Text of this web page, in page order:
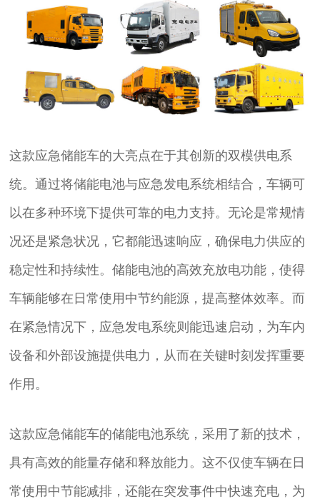
这款应急储能车的大亮点在于其创新的双模供电系
统。通过将储能电池与应急发电系统相结合，车辆可
以在多种环境下提供可靠的电力支持。无论是常规情
况还是紧急状况，它都能迅速响应，确保电力供应的
稳定性和持续性。储能电池的高效充放电功能，使得
车辆能够在日常使用中节约能源，提高整体效率。而
在紧急情况下，应急发电系统则能迅速启动，为车内
设备和外部设施提供电力，从而在关键时刻发挥重要
作用。
这款应急储能车的储能电池系统，采用了新的技术，
具有高效的能量存储和释放能力。这不仅使车辆在日
常使用中节能减排，还能在突发事件中快速充电，为